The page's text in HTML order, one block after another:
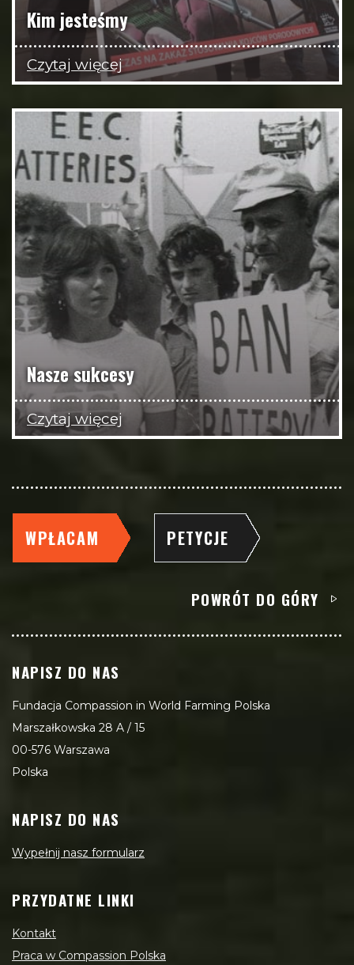
Kim jesteśmy
Czytaj więcej
Nasze sukcesy
Czytaj więcej
WPŁACAM PETYCJE
POWRÓT DO GÓRY
NAPISZ DO NAS
Fundacja Compassion in World Farming Polska
Marszałkowska 28 A / 15
00-576 Warszawa
Polska
NAPISZ DO NAS
Wypełnij nasz formularz
PRZYDATNE LINKI
Kontakt
Praca w Compassion Polska